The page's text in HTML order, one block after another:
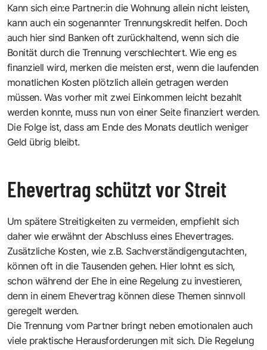
Kann sich ein:e Partner:in die Wohnung allein nicht leisten,
kann auch ein sogenannter Trennungskredit helfen. Doch
auch hier sind Banken oft zurückhaltend, wenn sich die
Bonität durch die Trennung verschlechtert. Wie eng es
finanziell wird, merken die meisten erst, wenn die laufenden
monatlichen Kosten plötzlich allein getragen werden
müssen. Was vorher mit zwei Einkommen leicht bezahlt
werden konnte, muss nun von einer Seite finanziert werden.
Die Folge ist, dass am Ende des Monats deutlich weniger
Geld übrig bleibt.
Ehevertrag schützt vor Streit
Um spätere Streitigkeiten zu vermeiden, empfiehlt sich
daher wie erwähnt der Abschluss eines Ehevertrages.
Zusätzliche Kosten, wie z.B. Sachverständigengutachten,
können oft in die Tausenden gehen. Hier lohnt es sich,
schon während der Ehe in eine Regelung zu investieren,
denn in einem Ehevertrag können diese Themen sinnvoll
geregelt werden.
Die Trennung vom Partner bringt neben emotionalen auch
viele praktische Herausforderungen mit sich. Die Regelung